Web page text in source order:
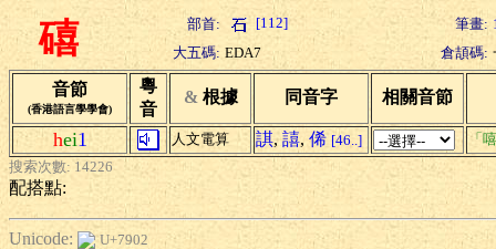
礂 部首: [112] 筆畫:
大五碼: EDA7 倉頡碼:
音節
(香港語言學學會)
粵
音
& 根據 同音字 相關音節
hei1 人文電算 諆, 譆, 俙 [46..]
「
搜索次數: 14226
配搭點:
Unicode:
U+7902